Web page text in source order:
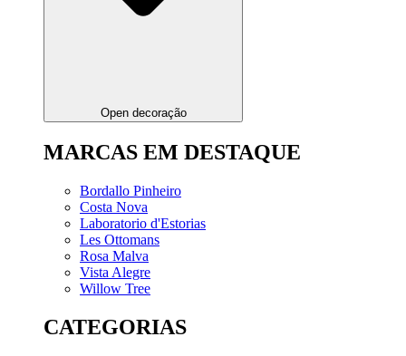
Open decoração
MARCAS EM DESTAQUE
Bordallo Pinheiro
Costa Nova
Laboratorio d'Estorias
Les Ottomans
Rosa Malva
Vista Alegre
Willow Tree
CATEGORIAS